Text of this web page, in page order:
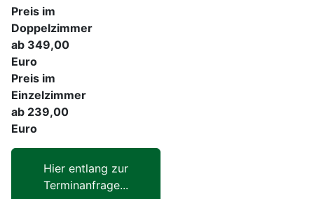
Preis im
Doppelzimmer
ab 349,00
Euro
Preis im
Einzelzimmer
ab 239,00
Euro
Hier entlang zur
Terminanfrage...